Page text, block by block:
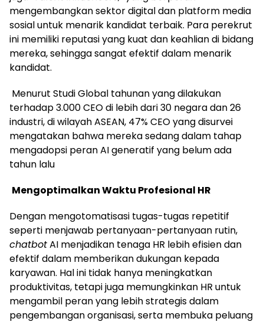
mengembangkan sektor digital dan platform media
sosial untuk menarik kandidat terbaik. Para perekrut
ini memiliki reputasi yang kuat dan keahlian di bidang
mereka, sehingga sangat efektif dalam menarik
kandidat.
Menurut Studi Global tahunan yang dilakukan
terhadap 3.000 CEO di lebih dari 30 negara dan 26
industri, di wilayah ASEAN, 47% CEO yang disurvei
mengatakan bahwa mereka sedang dalam tahap
mengadopsi peran AI generatif yang belum ada
tahun lalu
Mengoptimalkan Waktu Profesional HR
Dengan mengotomatisasi tugas-tugas repetitif
seperti menjawab pertanyaan-pertanyaan rutin,
chatbotAI menjadikan tenaga HR lebih efisien dan
efektif dalam memberikan dukungan kepada
karyawan. Hal ini tidak hanya meningkatkan
produktivitas, tetapi juga memungkinkan HR untuk
mengambil peran yang lebih strategis dalam
pengembangan organisasi, serta membuka peluang